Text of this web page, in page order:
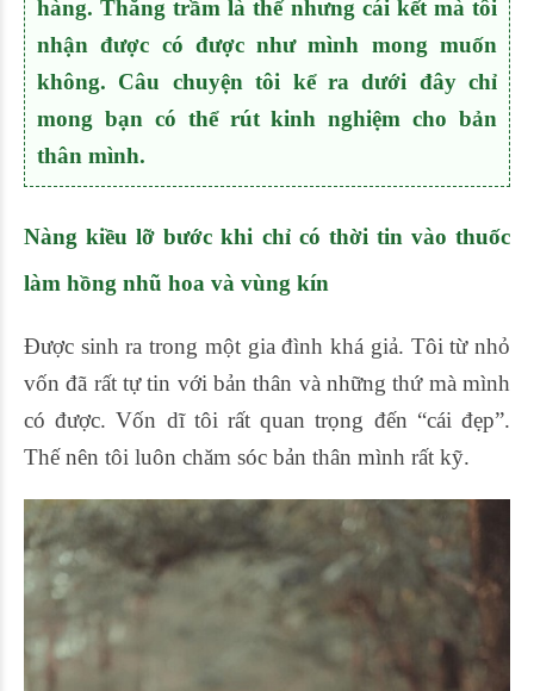
hàng. Thăng trầm là thế nhưng cái kết mà tôi
nhận được có được như mình mong muốn
không. Câu chuyện tôi kể ra dưới đây chỉ
mong bạn có thể rút kinh nghiệm cho bản
thân mình.
Nàng kiều lỡ bước khi chỉ có thời tin vào thuốc
làm hồng nhũ hoa và vùng kín
Được sinh ra trong một gia đình khá giả. Tôi từ nhỏ
vốn đã rất tự tin với bản thân và những thứ mà mình
có được. Vốn dĩ tôi rất quan trọng đến “cái đẹp”.
Thế nên tôi luôn chăm sóc bản thân mình rất kỹ.